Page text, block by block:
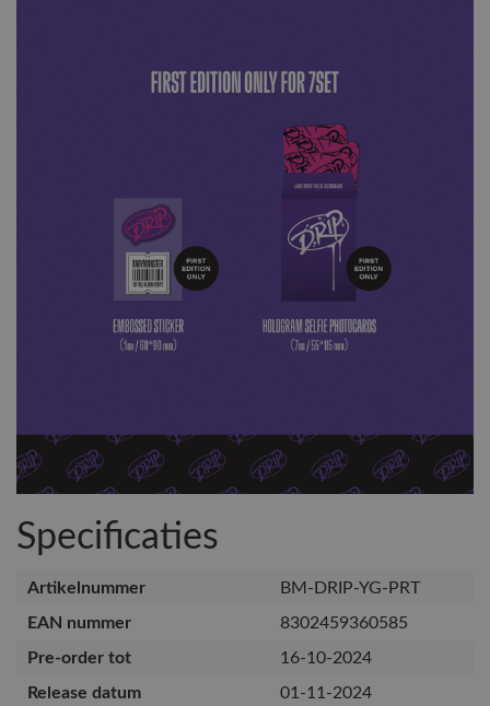
Specificaties
Artikelnummer
BM-DRIP-YG-PRT
EAN nummer
8302459360585
Pre-order tot
16-10-2024
Release datum
01-11-2024